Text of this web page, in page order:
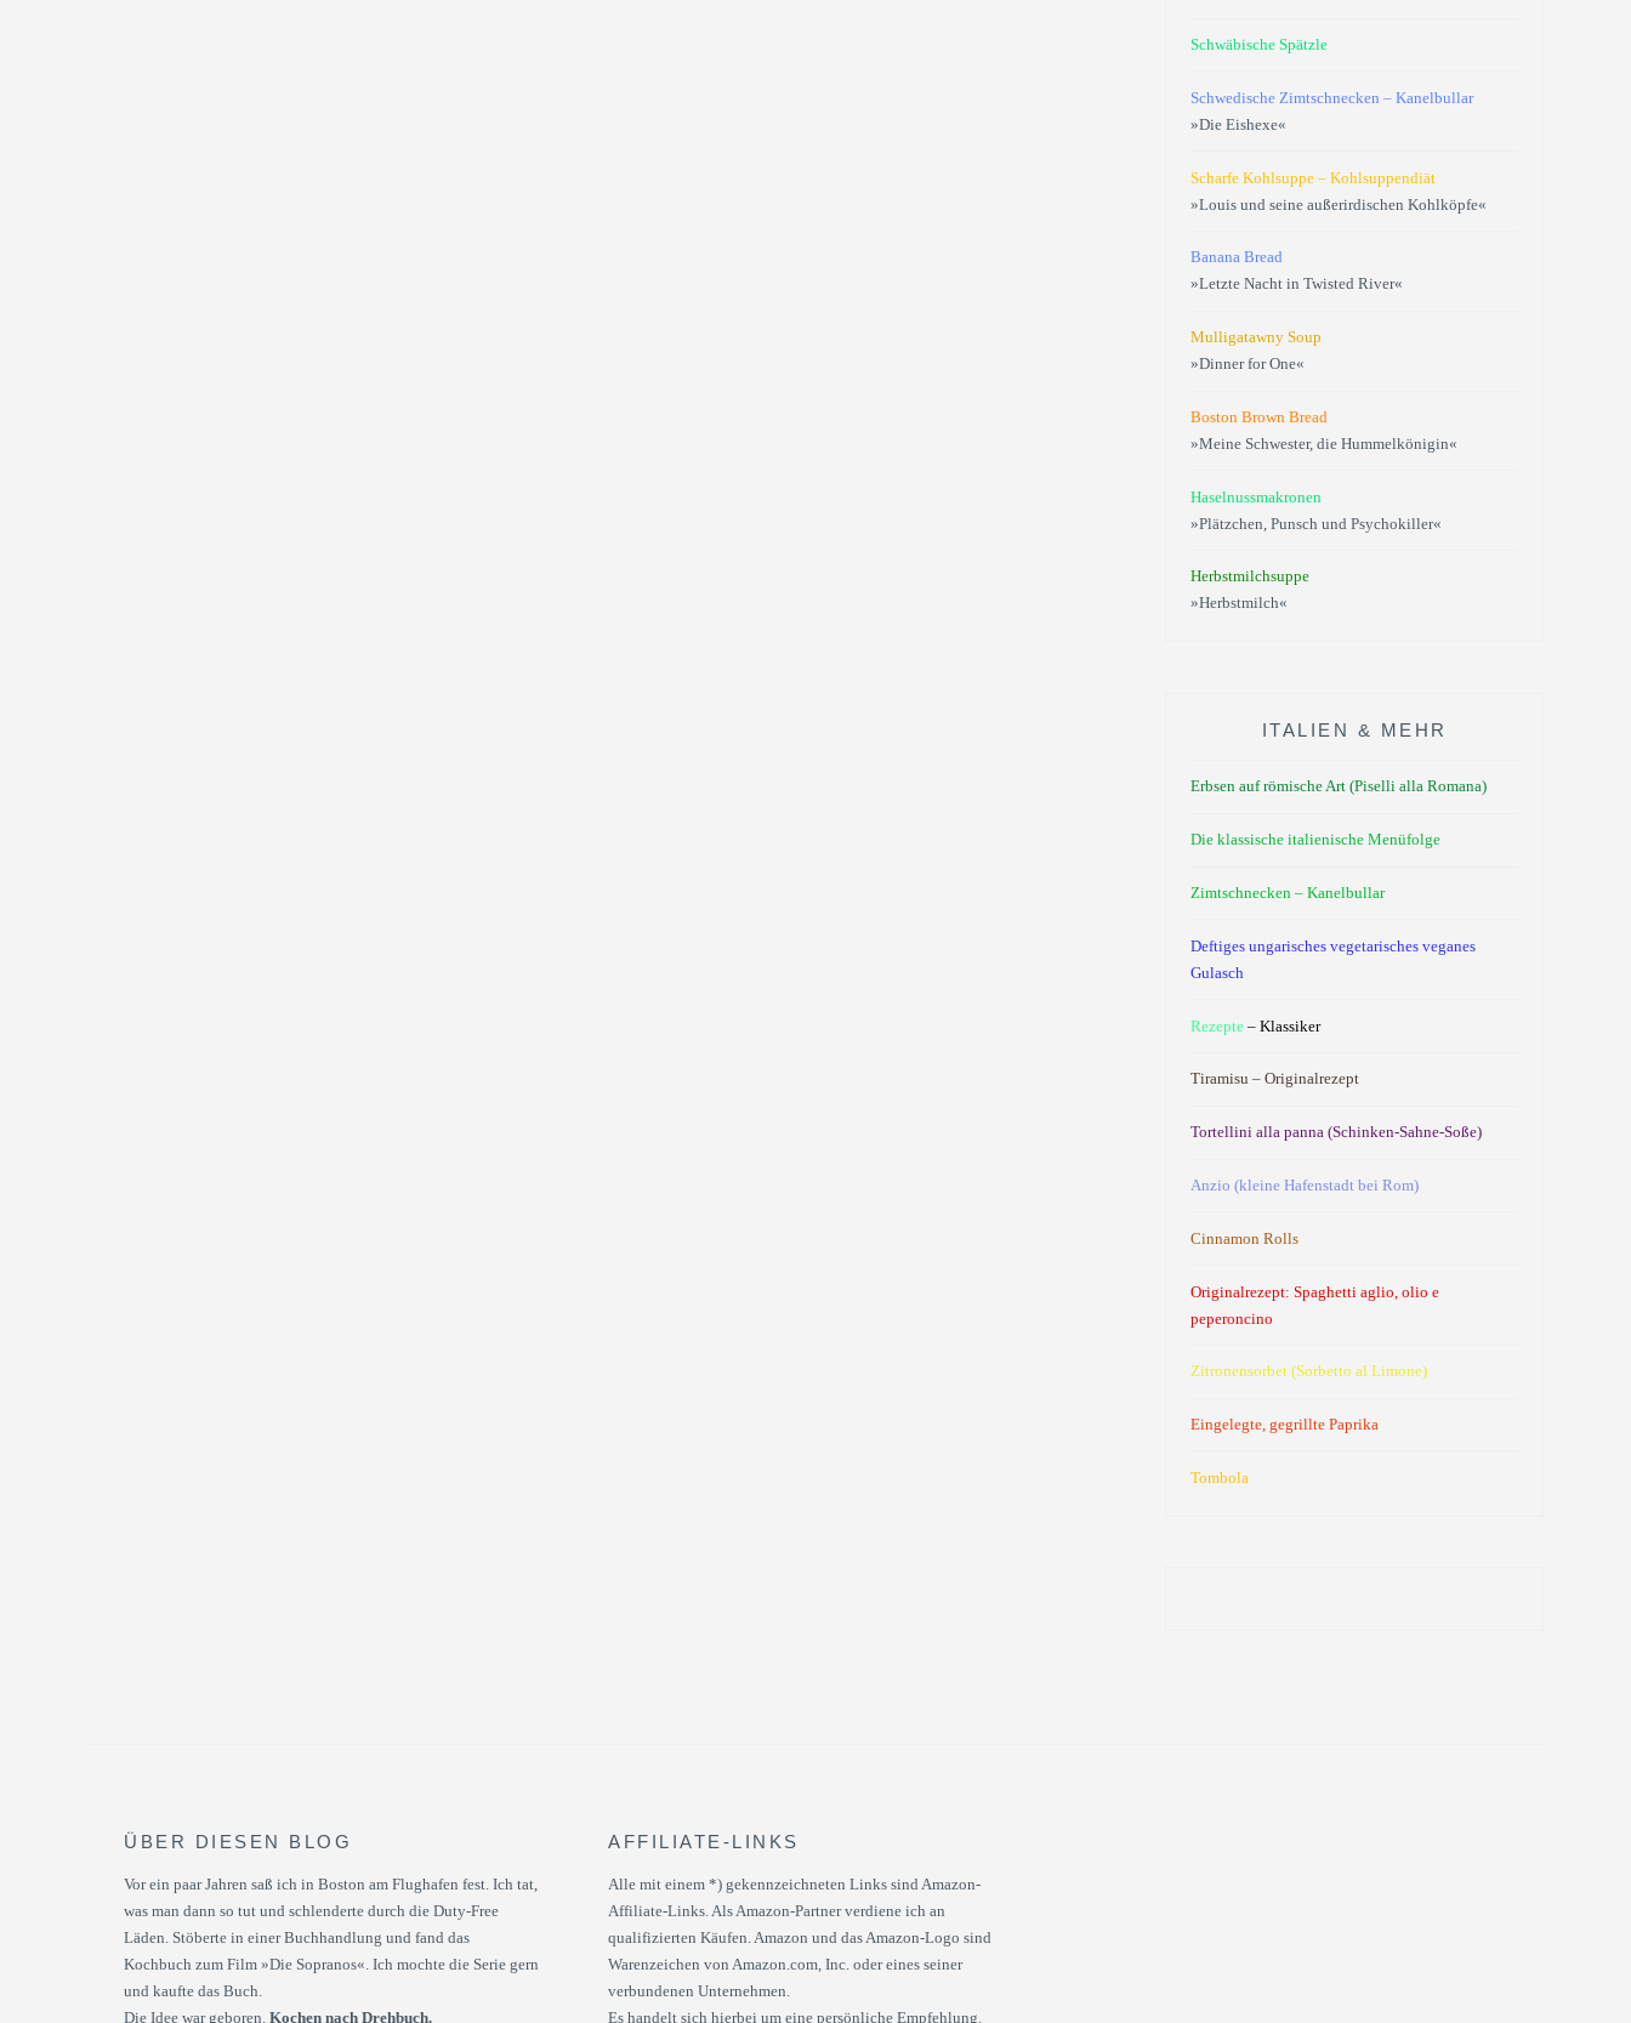
Schwäbische Spätzle
Schwedische Zimtschnecken – Kanelbullar
»Die Eishexe«
Scharfe Kohlsuppe – Kohlsuppendiät
»Louis und seine außerirdischen Kohlköpfe«
Banana Bread
»Letzte Nacht in Twisted River«
Mulligatawny Soup
»Dinner for One«
Boston Brown Bread
»Meine Schwester, die Hummelkönigin«
Haselnussmakronen
»Plätzchen, Punsch und Psychokiller«
Herbstmilchsuppe
»Herbstmilch«
ITALIEN & MEHR
Erbsen auf römische Art (Piselli alla Romana)
Die klassische italienische Menüfolge
Zimtschnecken – Kanelbullar
Deftiges ungarisches vegetarisches veganes
Gulasch
Rezepte – Klassiker
Tiramisu – Originalrezept
Tortellini alla panna (Schinken-Sahne-Soße)
Anzio (kleine Hafenstadt bei Rom)
Cinnamon Rolls
Originalrezept: Spaghetti aglio, olio e
peperoncino
Zitronensorbet (Sorbetto al Limone)
Eingelegte, gegrillte Paprika
Tombola
ÜBER DIESEN BLOG
Vor ein paar Jahren saß ich in Boston am Flughafen fest. Ich tat,
was man dann so tut und schlenderte durch die Duty-Free
Läden. Stöberte in einer Buchhandlung und fand das
Kochbuch zum Film »Die Sopranos«. Ich mochte die Serie gern
und kaufte das Buch.
Die Idee war geboren. Kochen nach Drehbuch.
AFFILIATE-LINKS
Alle mit einem *) gekennzeichneten Links sind Amazon-
Affiliate-Links. Als Amazon-Partner verdiene ich an
qualifizierten Käufen. Amazon und das Amazon-Logo sind
Warenzeichen von Amazon.com, Inc. oder eines seiner
verbundenen Unternehmen.
Es handelt sich hierbei um eine persönliche Empfehlung.